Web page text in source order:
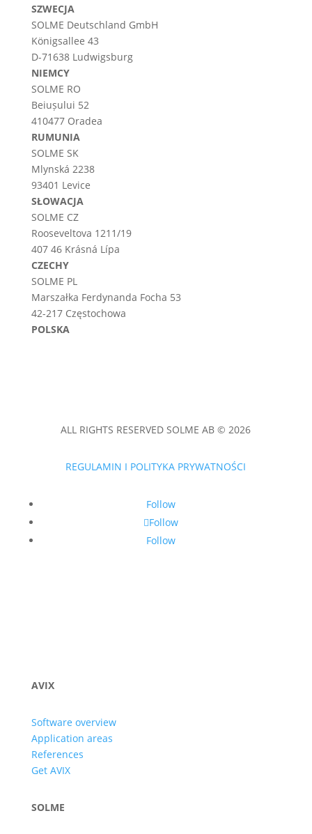
SZWECJA
SOLME Deutschland GmbH
Königsallee 43
D-71638 Ludwigsburg
NIEMCY
SOLME RO
Beiușului 52
410477 Oradea
RUMUNIA
SOLME SK
Mlynská 2238
93401 Levice
SŁOWACJA
SOLME CZ
Rooseveltova 1211/19
407 46 Krásná Lípa
CZECHY
SOLME PL
Marszałka Ferdynanda Focha 53
42-217 Częstochowa
POLSKA
ALL RIGHTS RESERVED SOLME AB © 2026
REGULAMIN I POLITYKA PRYWATNOŚCI
Follow
Follow
Follow
AVIX
Software overview
Application areas
References
Get AVIX
SOLME